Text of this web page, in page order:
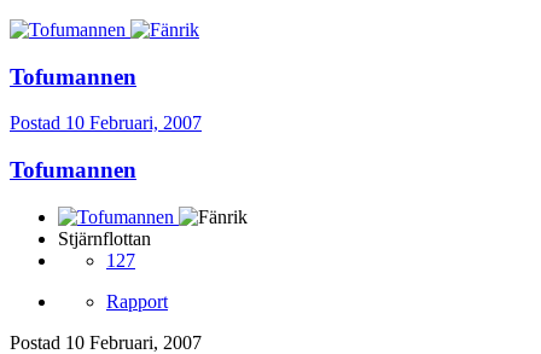
Tofumannen
Postad 10 Februari, 2007
Tofumannen
Stjärnflottan
127
Rapport
Postad 10 Februari, 2007